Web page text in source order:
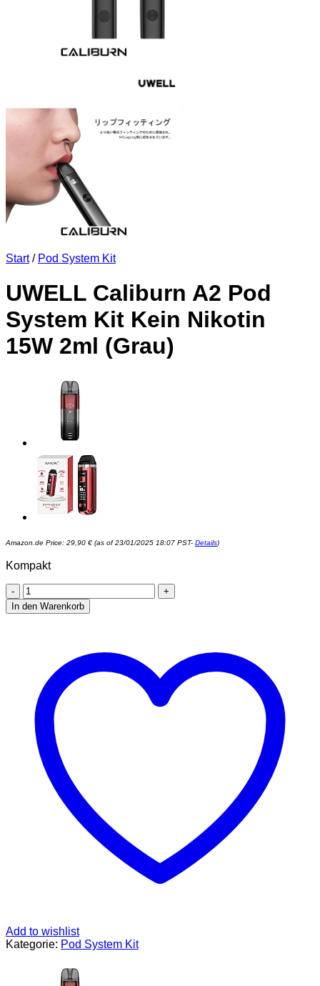
Start / Pod System Kit
UWELL Caliburn A2 Pod
System Kit Kein Nikotin
15W 2ml (Grau)
Amazon.de Price: 29,90 € (as of 23/01/2025 18:07 PST- Details)
Kompakt
UWELL
Caliburn
A2
Nikotin
15W
2ml
(Grau)
Menge
In den Warenkorb
Add to wishlist
Kategorie: Pod System Kit